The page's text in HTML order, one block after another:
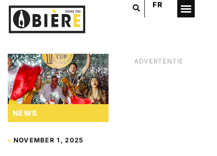
FR
NEWS
• NOVEMBER 1, 2025
ADVERTENTIE